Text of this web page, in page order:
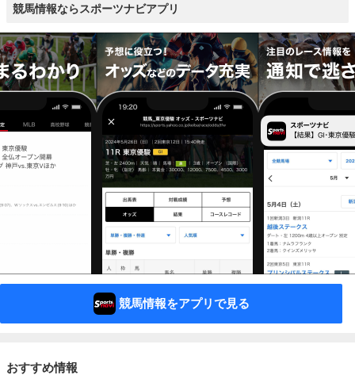
競馬情報ならスポーツナビアプリ
競馬情報をアプリで見る
おすすめ情報